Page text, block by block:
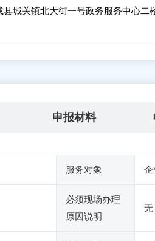
县城关镇北大街一号政务服务中心二
申报材料
服务对象 企
必须现场办理
原因说明
无